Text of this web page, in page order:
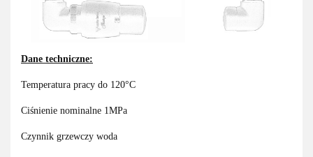
Dane techniczne:
Temperatura pracy do 120°C
Ciśnienie nominalne 1MPa
Czynnik grzewczy woda